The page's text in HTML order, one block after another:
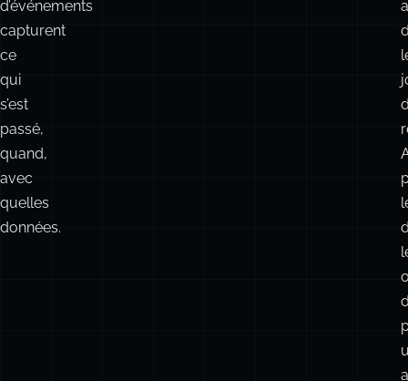
d’événements
capturent
ce
qui
s’est
passé,
quand,
avec
quelles
données.